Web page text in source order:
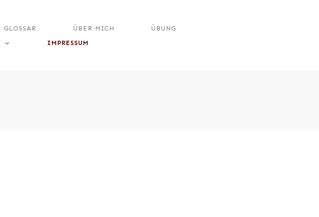
GLOSSAR ÜBER MICH
ÜBUNG
IMPRESSUM